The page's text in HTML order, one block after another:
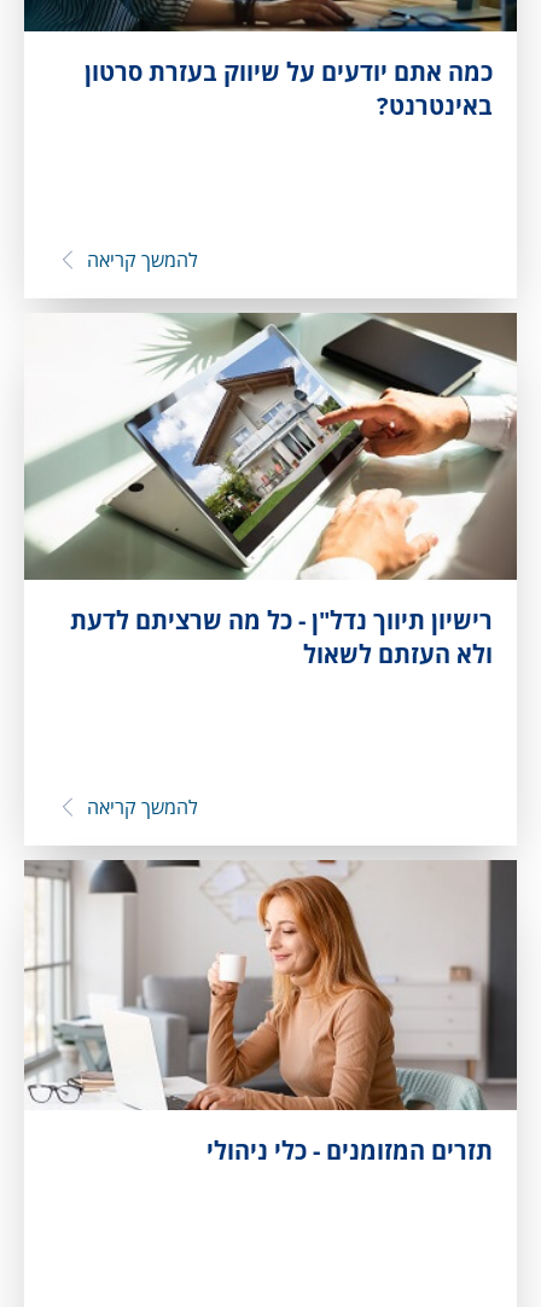
כמה אתם יודעים על שיווק בעזרת סרטון
באינטרנט?
להמשך קריאה
רישיון תיווך נדל"ן - כל מה שרציתם לדעת
ולא העזתם לשאול
להמשך קריאה
תזרים המזומנים - כלי ניהולי